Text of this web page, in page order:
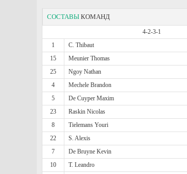
СОСТАВЫ КОМАНД
4-2-3-1
1
C. Thibaut
15
Meunier Thomas
25
Ngoy Nathan
4
Mechele Brandon
5
De Cuyper Maxim
23
Raskin Nicolas
8
Tielemans Youri
22
S. Alexis
7
De Bruyne Kevin
10
T. Leandro